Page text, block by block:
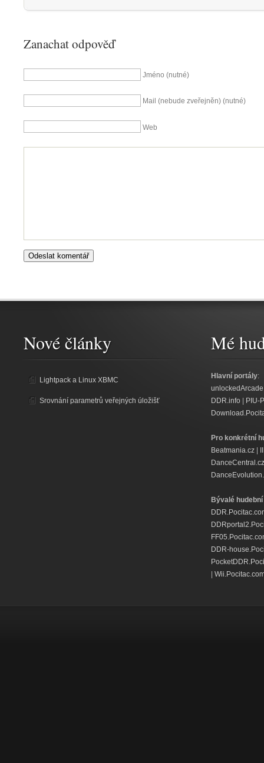
Zanachat odpověď
Jméno (nutné)
Mail (nebude zveřejněn) (nutné)
Web
Nové články
Lightpack a Linux XBMC
Srovnání parametrů veřejných úložišť
Mé
Hlavní portály:
DDR.info
PIU-
Pro konkrétní
Beatmania.cz
DanceCentral.cz
Bývalé
DDR-